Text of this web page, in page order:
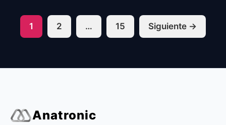
Página
1 Página
2 … Página
15 Siguiente →
Anatronic